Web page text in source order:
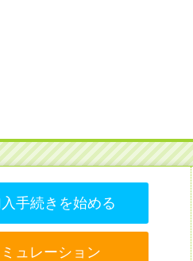
手続きを始める
ュレーション